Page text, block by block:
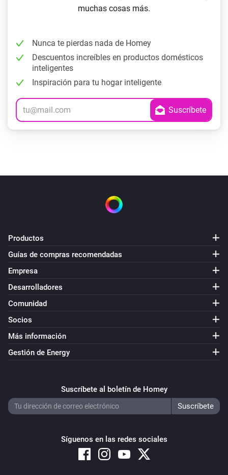
muchas cosas más.
Nunca te pierdas nada de Homey
Descuentos increíbles en productos domésticos
inteligentes
Inspiración para tu hogar inteligente
Productos
Guías de compras recomendadas
Empresa
Desarrolladores
Comunidad
Socios
Más información
Gestión de Energy
Suscríbete al boletín de Homey
Síguenos en las redes sociales